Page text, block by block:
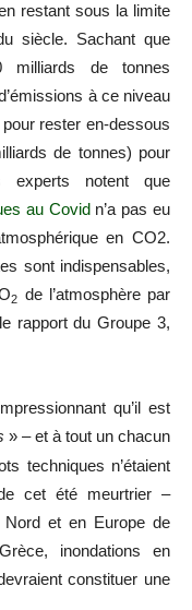
restant sous la limite
siècle. Sachant que
milliards de tonnes
à ce niveau
rester en-dessous
de tonnes) pour
experts notent que
au Covidn’a pas eu
en CO2.
sont indispensables,
2 de l’atmosphère par
rapport du Groupe 3,
qu’il est
» – et à tout un chacun
techniques n’étaient
cet été meurtrier –
et en Europe de
inondations en
constituer une